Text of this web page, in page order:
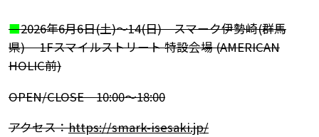
■2026年6月6日(土)～14(日) スマーク伊勢崎(群馬
県) 1Fスマイルストリート 特設会場 (AMERICAN
HOLIC前)
OPEN/CLOSE 10:00～18:00
アクセス：https://smark-isesaki.jp/